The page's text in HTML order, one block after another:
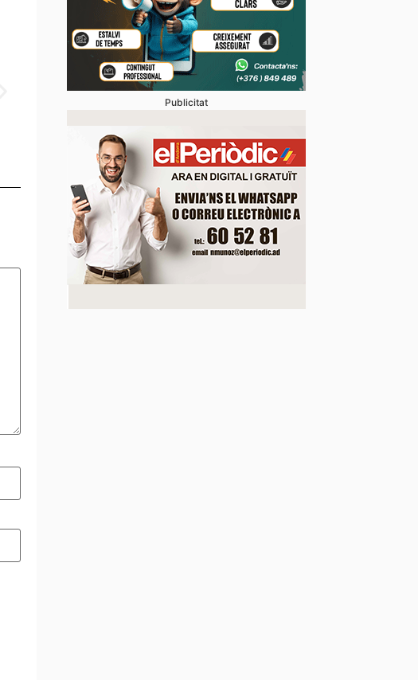
Els establiments es fan forts davant una demanda
al 95% en un juliol que ja és històric
Publicitat